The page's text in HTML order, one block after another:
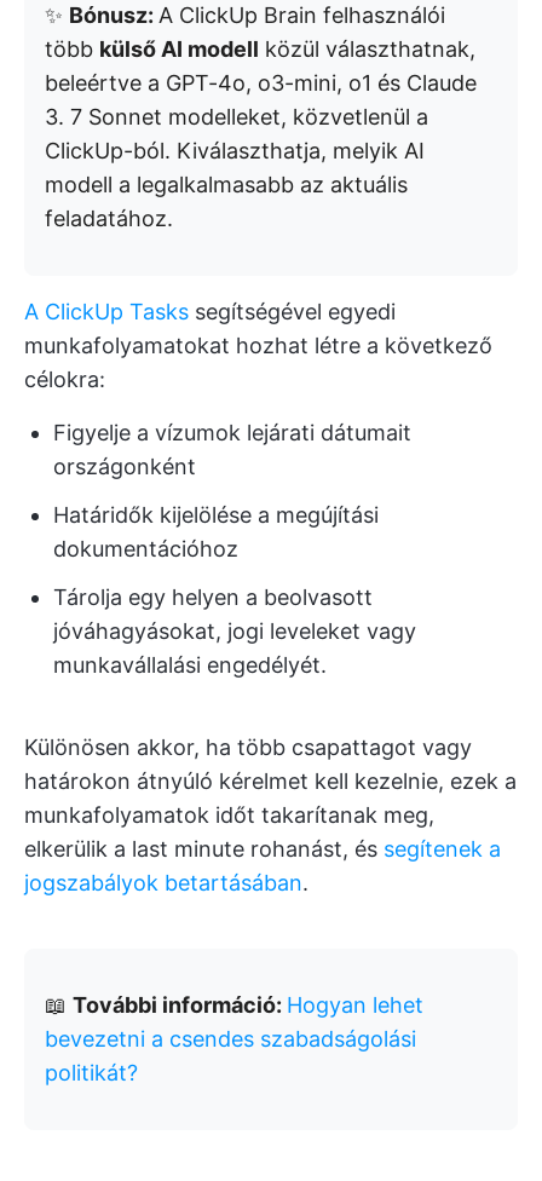
✨ Bónusz: A ClickUp Brain felhasználói
több külső AI modell közül választhatnak,
beleértve a GPT-4o, o3-mini, o1 és Claude
3. 7 Sonnet modelleket, közvetlenül a
ClickUp-ból. Kiválaszthatja, melyik AI
modell a legalkalmasabb az aktuális
feladatához.
A ClickUp Tasks segítségével egyedi
munkafolyamatokat hozhat létre a következő
célokra:
Figyelje a vízumok lejárati dátumait
országonként
Határidők kijelölése a megújítási
dokumentációhoz
Tárolja egy helyen a beolvasott
jóváhagyásokat, jogi leveleket vagy
munkavállalási engedélyét.
Különösen akkor, ha több csapattagot vagy
határokon átnyúló kérelmet kell kezelnie, ezek a
munkafolyamatok időt takarítanak meg,
elkerülik a last minute rohanást, és segítenek a
jogszabályok betartásában.
📖 További információ: Hogyan lehet
bevezetni a csendes szabadságolási
politikát?